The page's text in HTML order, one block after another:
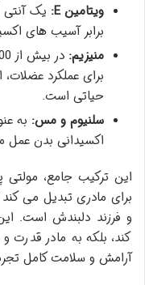
ویتامین E:
یک آنتی
برابر آسیب های
منیزیم:
برای عملکرد
حیاتی است.
سلنیوم و مس: به
اکسیدانی بدن عمل
این ترکیب جامع، مولتی
برای مادری تبدیل می
و فرزند دلبندش است.
کند، بلکه به مادر قدرت
آرامش و سلامت کامل